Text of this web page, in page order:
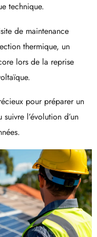
technique.
de maintenance
thermique, un
lors de la reprise
pour préparer un
l’évolution d’un